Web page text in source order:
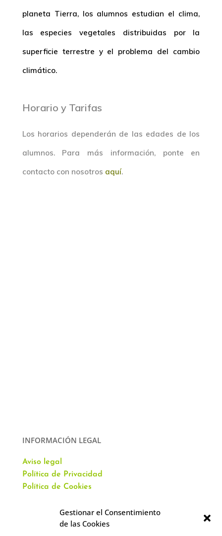
Gestionar el Consentimiento
de las Cookies
planeta Tierra, los alumnos estudian el clima,
las especies vegetales distribuidas por la
superficie terrestre y el problema del cambio
climático.
Horario y Tarifas
Los horarios dependerán de las edades de los
alumnos. Para más información, ponte en
contacto con nosotros aquí.
INFORMACIÓN LEGAL
Aviso legal
Política de Privacidad
Política de Cookies